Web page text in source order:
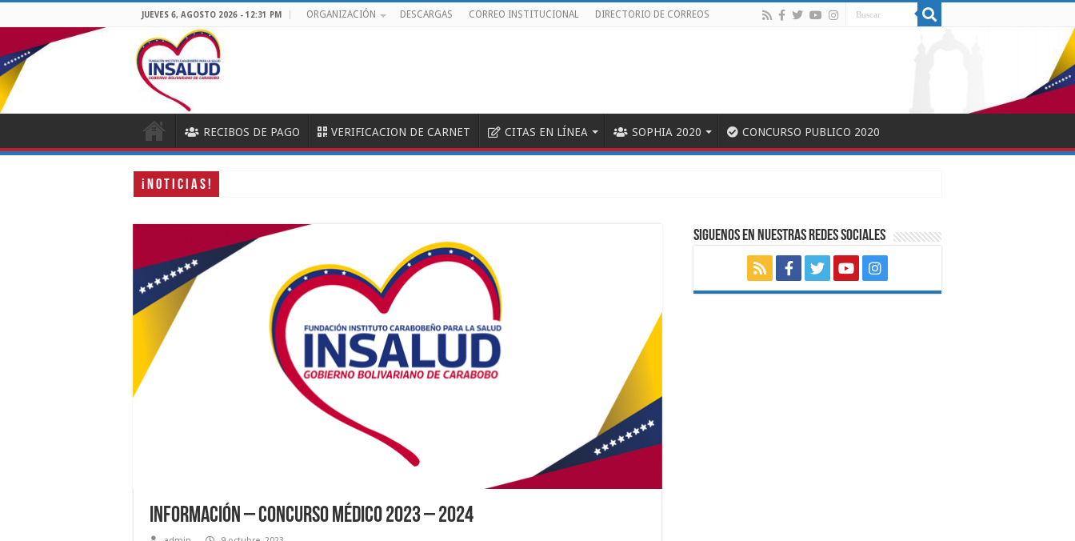
JUEVES 6, AGOSTO 2026 - 12:31 PM ORGANIZACIÓN DESCARGAS CORREO INSTITUCIONAL DIRECTORIO DE CORREOS
RECIBOS DE PAGO VERIFICACION DE CARNET CITAS EN LÍNEA SOPHIA 2020 CONCURSO PUBLICO 2020
¡ N O T I C I A S !
INFORMACIÓN – Concurso Médico 2023 – 2024
SIGUENOS EN NUESTRAS REDES SOCIALES